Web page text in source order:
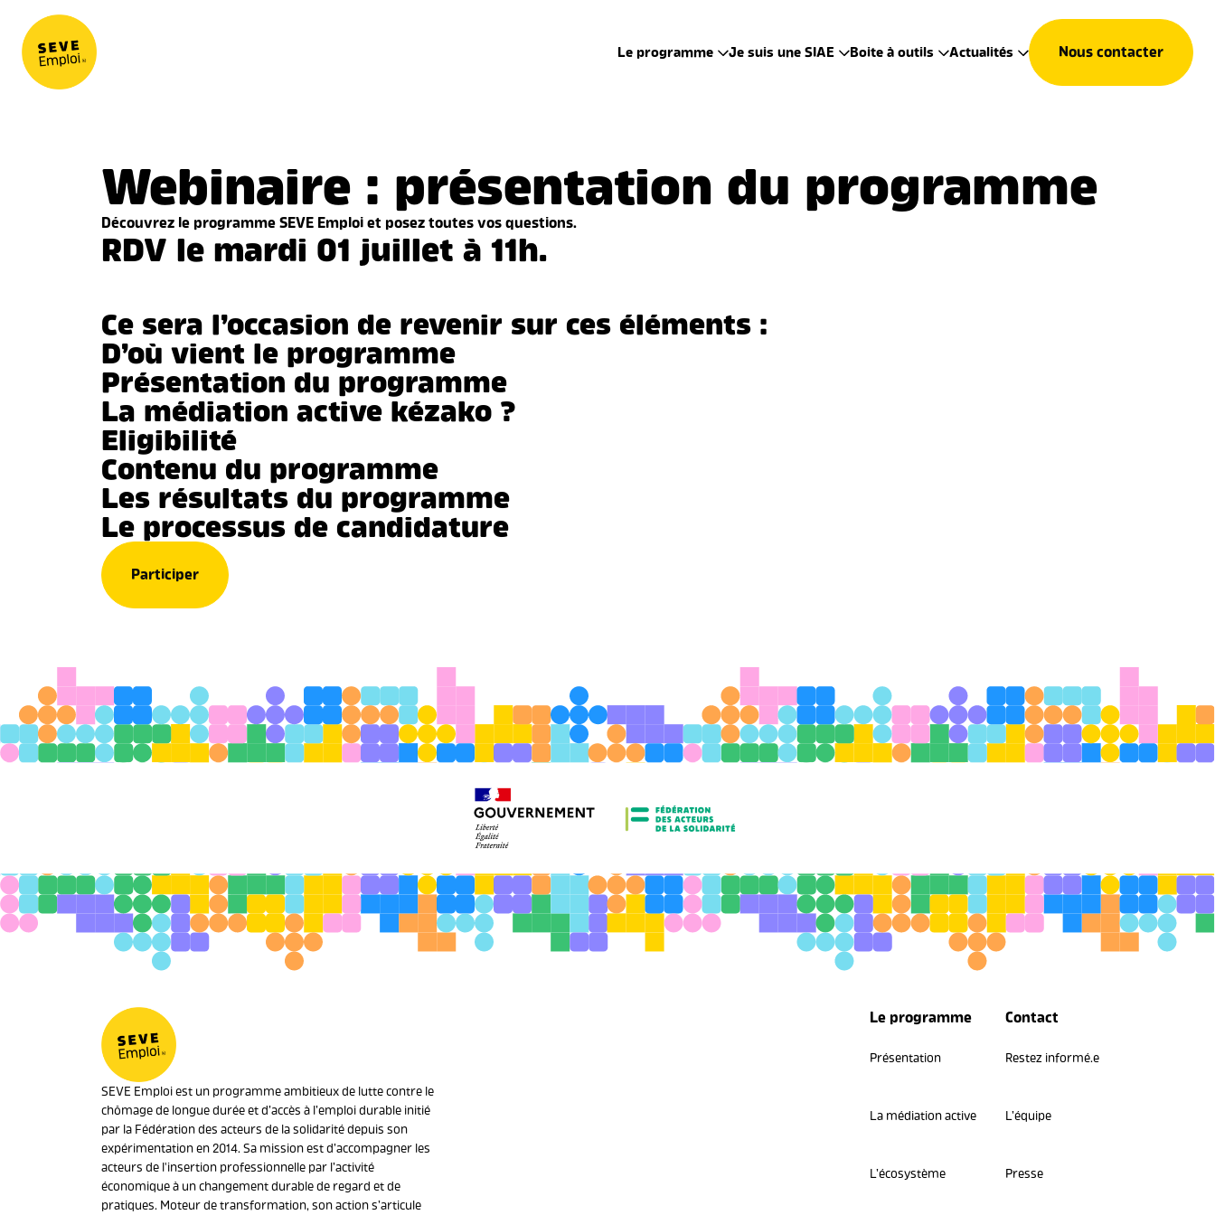
Aller au contenu
Le programme Je suis une SIAE Boite à outils Actualités Nous contacter
Webinaire : présentation du programme
Découvrez le programme SEVE Emploi et posez toutes vos questions.
RDV le mardi 01 juillet à 11h.
Ce sera l’occasion de revenir sur ces éléments :
D’où vient le programme
Présentation du programme
La médiation active kézako ?
Eligibilité
Contenu du programme
Les résultats du programme
Le processus de candidature
Participer
SEVE Emploi est un programme ambitieux de lutte contre le
chômage de longue durée et d’accès à l’emploi durable initié
par la Fédération des acteurs de la solidarité depuis son
expérimentation en 2014. Sa mission est d’accompagner les
acteurs de l'insertion professionnelle par l’activité
économique à un changement durable de regard et de
pratiques. Moteur de transformation, son action s’articule
Le programme
Présentation
La médiation active
L’écosystème
Contact
Restez informé.e
L’équipe
Presse